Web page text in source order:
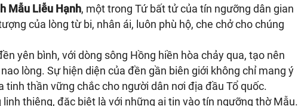
Mẫu Liễu Hạnh, một trong Tứ bất tử của tín ngưỡng dân gian
của lòng từ bi, nhân ái, luôn phù hộ, che chở cho chúng
yên bình, với dòng sông Hồng hiền hòa chảy qua, tạo nên
lòng. Sự hiện diện của đền gần biên giới không chỉ mang ý
thần vững chắc cho người dân nơi địa đầu Tổ quốc.
thiêng, đặc biệt là với những ai tin vào tín ngưỡng thờ Mẫu.